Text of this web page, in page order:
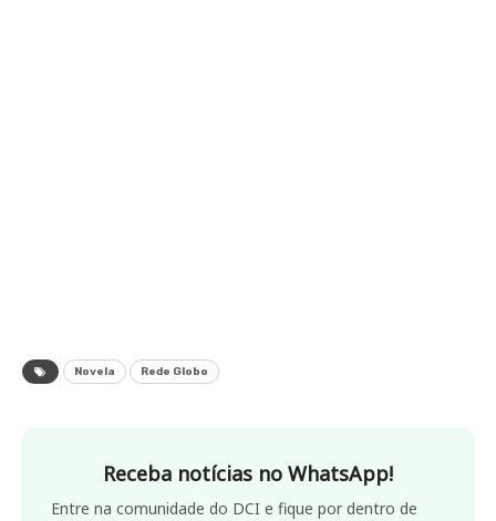
Novela Rede Globo
Receba notícias no WhatsApp!
Entre na comunidade do DCI e fique por dentro de